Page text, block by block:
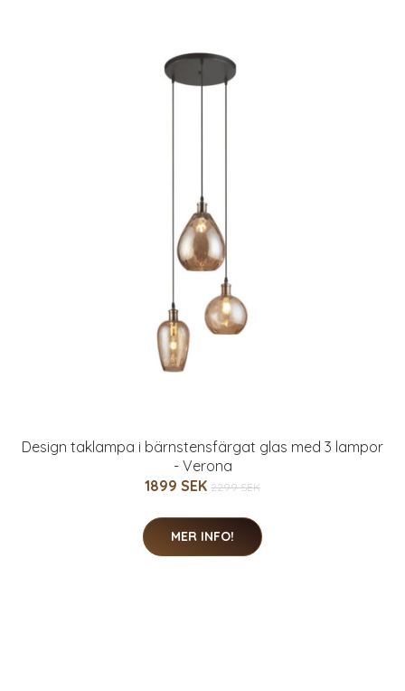
Design taklampa i bärnstensfärgat glas med 3 lampor
- Verona
1899 SEK 2299 SEK
MER INFO!